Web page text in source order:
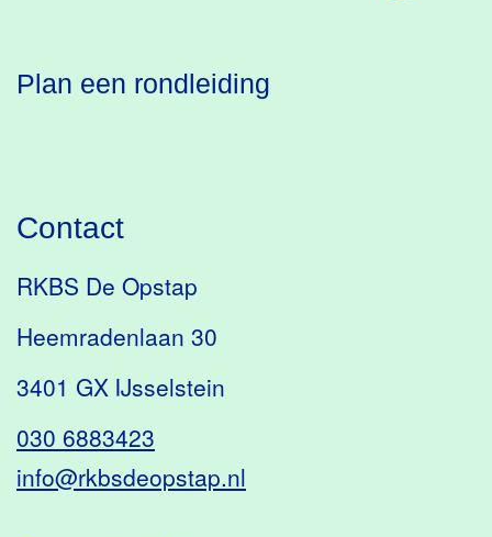
Plan een rondleiding
Contact
RKBS De Opstap
Heemradenlaan 30
3401 GX IJsselstein
030 6883423
info@rkbsdeopstap.nl